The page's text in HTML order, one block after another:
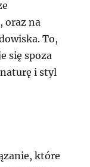
oraz na
To,
się spoza
i styl
które